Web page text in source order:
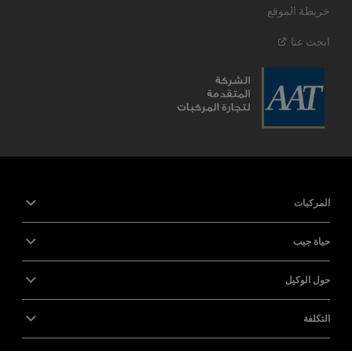
خريطة الموقع
ابحث عنا
المركبات
حياة جيب
حول الوكيل
التكلفة